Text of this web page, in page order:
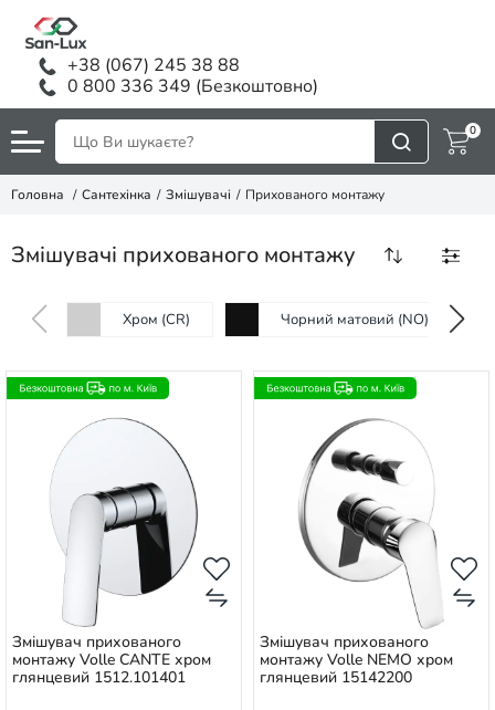
+38 (067) 245 38 88
0 800 336 349 (Безкоштовно)
0
Головна Сантехінка Змішувачі Прихованого монтажу
Змішувачі прихованого монтажу
Хром (CR) Чорний матовий (NO)
Змішувач прихованого
монтажу Volle CANTE хром
глянцевий 1512.101401
Змішувач прихованого
монтажу Volle NEMO хром
глянцевий 15142200